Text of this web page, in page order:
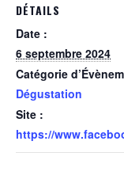
DÉTAILS
Date :
6 septembre 2024
Catégorie
Dégustation
Site :
https://